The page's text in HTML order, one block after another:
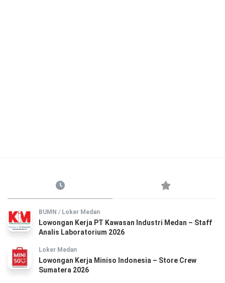
BUMN / Loker Medan
Lowongan Kerja PT Kawasan Industri Medan – Staff
Analis Laboratorium 2026
Loker Medan
Lowongan Kerja Miniso Indonesia – Store Crew
Sumatera 2026